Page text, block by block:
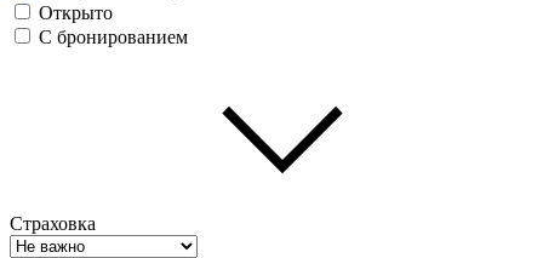
Открыто
С бронированием
Страховка